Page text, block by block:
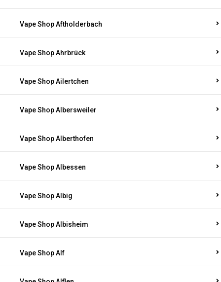
Vape Shop Aftholderbach
Vape Shop Ahrbrück
Vape Shop Ailertchen
Vape Shop Albersweiler
Vape Shop Alberthofen
Vape Shop Albessen
Vape Shop Albig
Vape Shop Albisheim
Vape Shop Alf